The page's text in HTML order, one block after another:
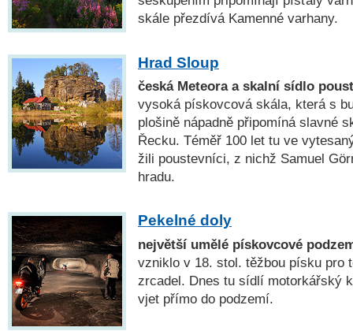
skále přezdívá Kamenné varhany.
Hrad Sloup
česká Meteora a skalní sídlo
vysoká pískovcová skála, která s
plošině nápadně připomíná slavné
Řecku. Téměř 100 let tu ve
žili poustevníci, z nichž Samuel
hradu.
Pekelné doly
největší umělé pískovcové
vzniklo v 18. stol. těžbou písku pro
zrcadel. Dnes tu sídlí motorkářský
vjet přímo do podzemí.